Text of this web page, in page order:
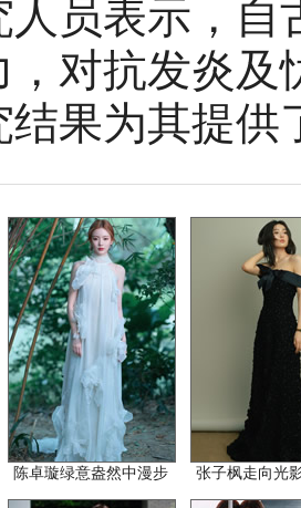
表示，自
，对抗发炎及
结果为其提供
陈卓璇绿意盎然中漫步 张子枫走向光